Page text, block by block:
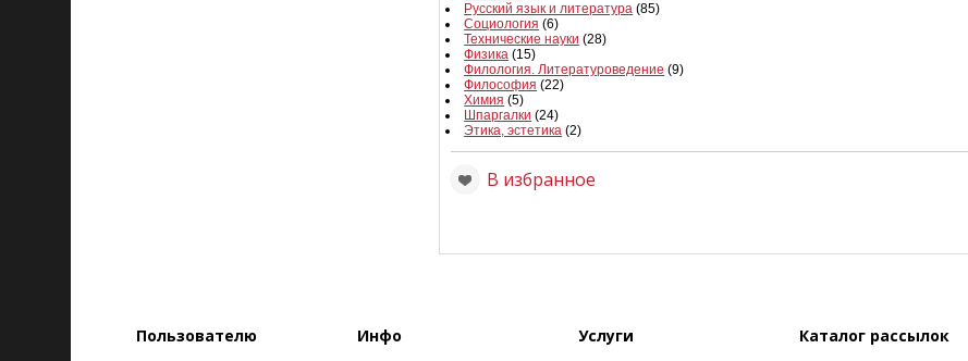
Русский язык и литература (85)
Социология (6)
Технические науки (28)
Физика (15)
Филология. Литературоведение (9)
Философия (22)
Химия (5)
Шпаргалки (24)
Этика, эстетика (2)
В избранное
Пользователю Инфо Услуги Каталог рассылок